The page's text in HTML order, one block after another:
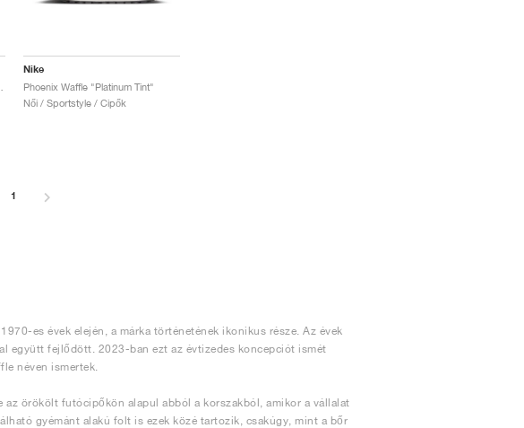
Nike
Phoenix Waffle "Platinum Tint"
Női / Sportstyle / Cipők
1
es évek elején, a márka történetének ikonikus része. Az évek
együtt fejlődött. 2023-ban ezt az évtizedes koncepciót ismét
néven ismertek.
örökölt futócipőkön alapul abból a korszakból, amikor a vállalat
gyémánt alakú folt is ezek közé tartozik, csakúgy, mint a bőr